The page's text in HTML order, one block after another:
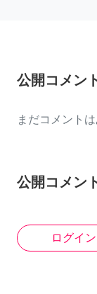
公開コメン
まだコメント
公開コメン
ログイ